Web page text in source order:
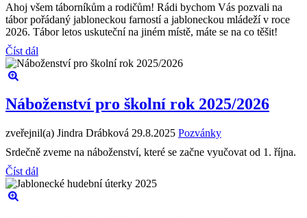
Ahoj všem táborníkům a rodičům! Rádi bychom Vás pozvali na
tábor pořádaný jabloneckou farností a jabloneckou mládeží v roce
2026. Tábor letos uskuteční na jiném místě, máte se na co těšit!
Číst dál
Náboženství pro školní rok 2025/2026
zveřejnil(a) Jindra Drábková 29.8.2025 Pozvánky
Srdečně zveme na náboženství, které se začne vyučovat od 1. října.
Číst dál